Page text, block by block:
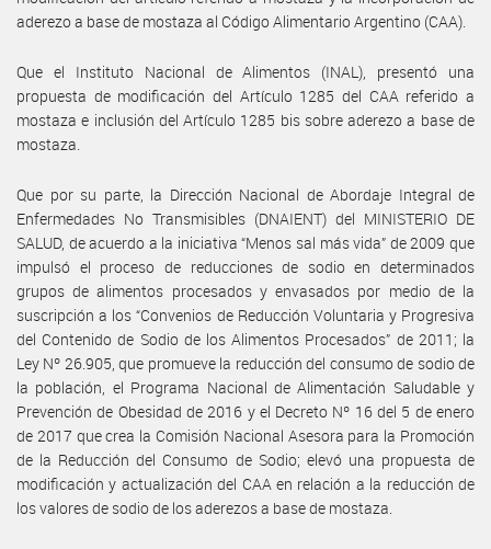
aderezo a base de mostaza al Código Alimentario Argentino (CAA).
Que el Instituto Nacional de Alimentos (INAL), presentó una
propuesta de modificación del Artículo 1285 del CAA referido a
mostaza e inclusión del Artículo 1285 bis sobre aderezo a base de
mostaza.
Que por su parte, la Dirección Nacional de Abordaje Integral de
Enfermedades No Transmisibles (DNAIENT) del MINISTERIO DE
SALUD, de acuerdo a la iniciativa “Menos sal más vida” de 2009 que
impulsó el proceso de reducciones de sodio en determinados
grupos de alimentos procesados y envasados por medio de la
suscripción a los “Convenios de Reducción Voluntaria y Progresiva
del Contenido de Sodio de los Alimentos Procesados” de 2011; la
Ley Nº 26.905, que promueve la reducción del consumo de sodio de
la población, el Programa Nacional de Alimentación Saludable y
Prevención de Obesidad de 2016 y el Decreto Nº 16 del 5 de enero
de 2017 que crea la Comisión Nacional Asesora para la Promoción
de la Reducción del Consumo de Sodio; elevó una propuesta de
modificación y actualización del CAA en relación a la reducción de
los valores de sodio de los aderezos a base de mostaza.